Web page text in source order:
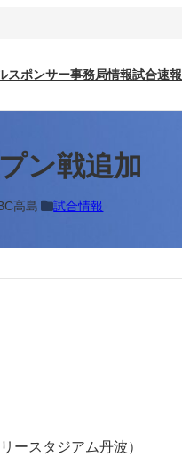
スポンサー事務局情報試合速報
ン戦追加
高島 試合情報
スタジアム丹波）